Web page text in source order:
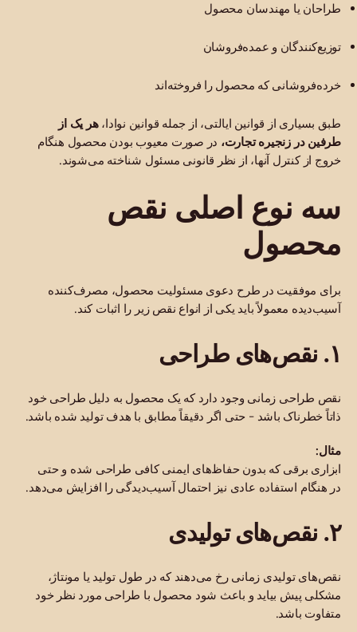
طراحان یا مهندسان محصول
توزیع‌کنندگان و عمده‌فروشان
خرده‌فروشانی که محصول را فروخته‌اند
طبق بسیاری از قوانین ایالتی، از جمله قوانین نوادا،هر یک از
طرفین در زنجیره تجارت، در صورت معیوب بودن محصول هنگام
خروج از کنترل آنها، از نظر قانونی مسئول شناخته می‌شوند.
سه نوع اصلی نقص
محصول
برای موفقیت در طرح دعوی مسئولیت محصول، مصرف‌کننده
آسیب‌دیده معمولاً باید یکی از انواع نقص زیر را اثبات کند.
۱. نقص‌های طراحی
نقص طراحی زمانی وجود دارد که یک محصول به دلیل طراحی خود
ذاتاً خطرناک باشد - حتی اگر دقیقاً مطابق با هدف تولید شده باشد.
مثال:
ابزاری برقی که بدون حفاظ‌های ایمنی کافی طراحی شده و حتی
در هنگام استفاده عادی نیز احتمال آسیب‌دیدگی را افزایش می‌دهد.
۲. نقص‌های تولیدی
نقص‌های تولیدی زمانی رخ می‌دهند که در طول تولید یا مونتاژ،
مشکلی پیش بیاید و باعث شود محصول با طراحی مورد نظر خود
متفاوت باشد.